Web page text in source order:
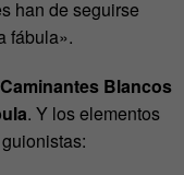
han de seguirse
fábula».
Blancos
. Y los elementos